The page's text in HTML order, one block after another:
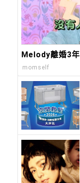
Melody離婚3
momself